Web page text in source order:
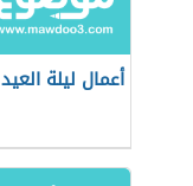
أعمال ليلة العيد